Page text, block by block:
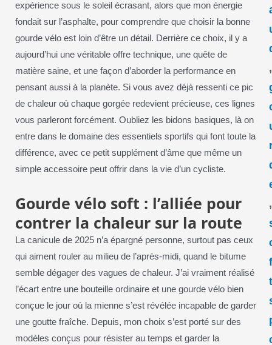
expérience sous le soleil écrasant, alors que mon énergie
fondait sur l’asphalte, pour comprendre que choisir la bonne
gourde vélo est loin d’être un détail. Derrière ce choix, il y a
aujourd’hui une véritable offre technique, une quête de
matière saine, et une façon d’aborder la performance en
pensant aussi à la planète. Si vous avez déjà ressenti ce pic
de chaleur où chaque gorgée redevient précieuse, ces lignes
vous parleront forcément. Oubliez les bidons basiques, là on
entre dans le domaine des essentiels sportifs qui font toute la
différence, avec ce petit supplément d’âme que même un
simple accessoire peut offrir dans la vie d’un cycliste.
Gourde vélo soft : l’alliée pour
contrer la chaleur sur la route
La canicule de 2025 n’a épargné personne, surtout pas ceux
qui aiment rouler au milieu de l’après-midi, quand le bitume
semble dégager des vagues de chaleur. J’ai vraiment réalisé
l’écart entre une bouteille ordinaire et une gourde vélo bien
conçue le jour où la mienne s’est révélée incapable de garder
une goutte fraîche. Depuis, mon choix s’est porté sur des
modèles conçus pour résister au temps et garder la
,
,